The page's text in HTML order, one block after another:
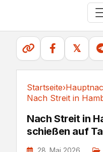
𝕏
Startseite›
Nach Streit in
schießen auf
28. Mai 2026